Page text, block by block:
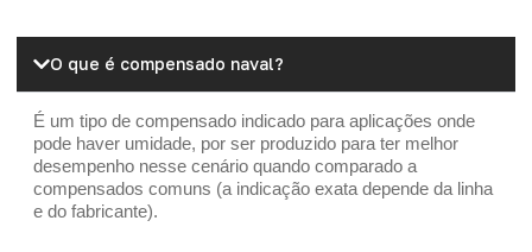
O que é compensado naval?
É um tipo de compensado indicado para aplicações onde
pode haver umidade, por ser produzido para ter melhor
desempenho nesse cenário quando comparado a
compensados comuns (a indicação exata depende da linha
e do fabricante).